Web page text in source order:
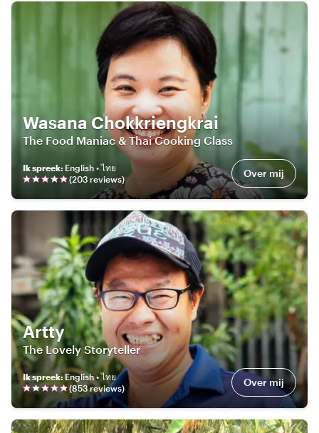
Wasana Chokkriengkrai
The Food Maniac & Thai Cooking Class
Ik spreek: English • ไทย
(203 reviews) Over mij
Artty
The Lovely Storyteller
Ik spreek: English • ไทย
(853reviews) Over mij